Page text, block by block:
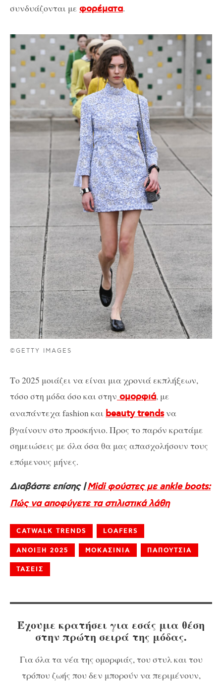
συνδυάζονται με φορέματα.
©GETTY IMAGES
Το 2025 μοιάζει να είναι μια χρονιά εκπλήξεων,
τόσο στη μόδα όσο και στην ομορφιά, με
αναπάντεχα fashion και beauty trendsνα
βγαίνουν στο προσκήνιο. Προς το παρόν κρατάμε
σημειώσεις με όλα όσα θα μας απασχολήσουν τους
επόμενους μήνες.
Διαβάστε επίσης |Midi φούστες με ankle boots:
Πώς να αποφύγετε τα στιλιστικά λάθη
CATWALK TRENDS LOAFERS
ΑΝΟΙΞΗ 2025 ΜΟΚΑΣΙΝΙΑ ΠΑΠΟΥΤΣΙΑ
ΤΑΣΕΙΣ
Έχουμε κρατήσει για εσάς μια θέση
στην πρώτη σειρά της μόδας.
Για όλα τα νέα της ομορφιάς, του στυλ και του
τρόπου ζωής που δεν μπορούν να περιμένουν,